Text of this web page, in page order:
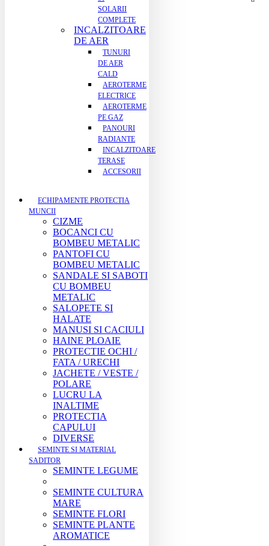
SOLARII
COMPLETE
INCALZITOARE
DE AER
TUNURI
DE AER
CALD
AEROTERME
ELECTRICE
AEROTERME
PE GAZ
PANOURI
RADIANTE
INCALZITOARE
TERASE
ACCESORII
ECHIPAMENTE PROTECTIA
MUNCII
CIZME
BOCANCI CU
BOMBEU METALIC
PANTOFI CU
BOMBEU METALIC
SANDALE SI SABOTI
CU BOMBEU
METALIC
SALOPETE SI
HALATE
MANUSI SI CACIULI
HAINE PLOAIE
PROTECTIE OCHI /
FATA / URECHI
JACHETE / VESTE /
POLARE
LUCRU LA
INALTIME
PROTECTIA
CAPULUI
DIVERSE
SEMINTE SI MATERIAL
SADITOR
SEMINTE LEGUME
SEMINTE CULTURA
MARE
SEMINTE FLORI
SEMINTE PLANTE
AROMATICE